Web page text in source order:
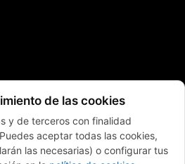
de las cookies
y de terceros con finalidad
aceptar todas las cookies,
las necesarias) o configurar tus